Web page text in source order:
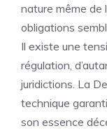
nature même de
obligations
Il existe une
régulation,
juridictions. La
technique
son essence